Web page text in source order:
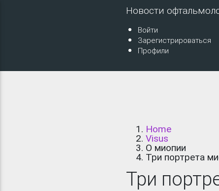
Новости
Войти
Зарегистрироваться
Профили
Home
Visus
О миопии
Три портрета
Три